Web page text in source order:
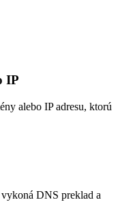
IP
alebo IP adresu, ktorú
vykoná DNS preklad a